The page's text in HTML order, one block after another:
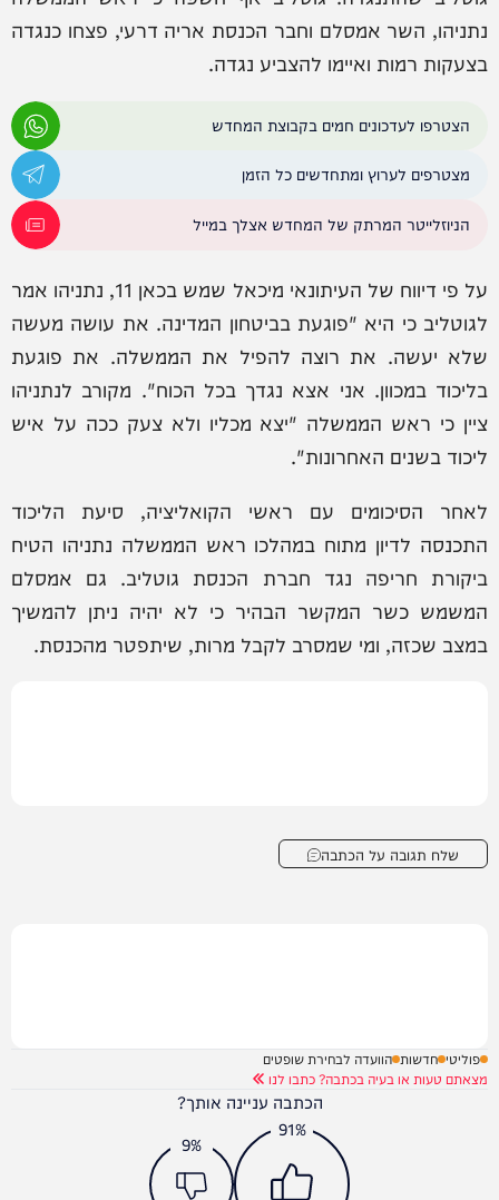
נתניהו, השר אמסלם וחבר הכנסת אריה דרעי, פצחו כנגדה
בצעקות רמות ואיימו להצביע נגדה.
הצטרפו לעדכונים חמים בקבוצת המחדש
מצטרפים לערוץ ומתחדשים כל הזמן
הניוזלייטר המרתק של המחדש אצלך במייל
על פי דיווח של העיתונאי מיכאל שמש בכאן 11, נתניהו אמר
לגוטליב כי היא "פוגעת בביטחון המדינה. את עושה מעשה
שלא יעשה. את רוצה להפיל את הממשלה. את פוגעת
בליכוד במכוון. אני אצא נגדך בכל הכוח". מקורב לנתניהו
ציין כי ראש הממשלה "יצא מכליו ולא צעק ככה על איש
ליכוד בשנים האחרונות".
לאחר הסיכומים עם ראשי הקואליציה, סיעת הליכוד
התכנסה לדיון מתוח במהלכו ראש הממשלה נתניהו הטיח
ביקורת חריפה נגד חברת הכנסת גוטליב. גם אמסלם
המשמש כשר המקשר הבהיר כי לא יהיה ניתן להמשיך
במצב שכזה, ומי שמסרב לקבל מרות, שיתפטר מהכנסת.
שלח תגובה על הכתבה
פוליטי חדשות הוועדה לבחירת שופטים
מצאתם טעות או בעיה בכתבה? כתבו לנו
הכתבה עניינה אותך?
91%
9%